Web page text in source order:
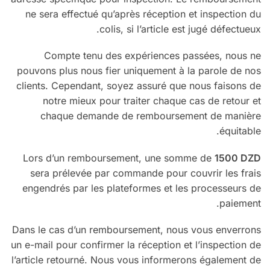
ne sera effectué qu’après réception et inspection du
colis, si l’article est jugé défectueux.
Compte tenu des expériences passées, nous ne
pouvons plus nous fier uniquement à la parole de nos
clients. Cependant, soyez assuré que nous faisons de
notre mieux pour traiter chaque cas de retour et
chaque demande de remboursement de manière
équitable.
Lors d’un remboursement, une somme de 1500 DZD
sera prélevée par commande pour couvrir les frais
engendrés par les plateformes et les processeurs de
paiement.
Dans le cas d’un remboursement, nous vous enverrons
un e-mail pour confirmer la réception et l’inspection de
l’article retourné. Nous vous informerons également de